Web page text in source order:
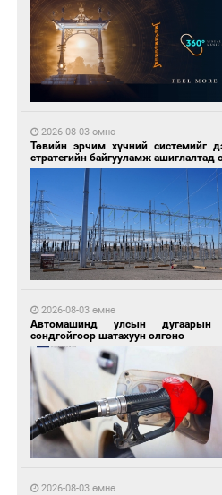
20 цагийн өмнө өмнө
20 цагийн өмнө өмнө
2026-08-03 өмнө
Төвийн эрчим хүчний системийг
стратегийн байгууламж ашиглалтад
2026-08-03 өмнө
Автомашинд улсын дугаарын
сондгойгоор шатахуун олгоно
2026-08-03 өмнө